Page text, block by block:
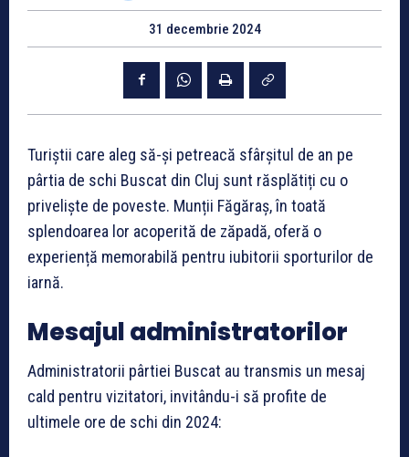
31 decembrie 2024
Turiștii care aleg să-și petreacă sfârșitul de an pe
pârtia de schi Buscat din Cluj sunt răsplătiți cu o
priveliște de poveste. Munții Făgăraș, în toată
splendoarea lor acoperită de zăpadă, oferă o
experiență memorabilă pentru iubitorii sporturilor de
iarnă.
Mesajul administratorilor
Administratorii pârtiei Buscat au transmis un mesaj
cald pentru vizitatori, invitându-i să profite de
ultimele ore de schi din 2024: